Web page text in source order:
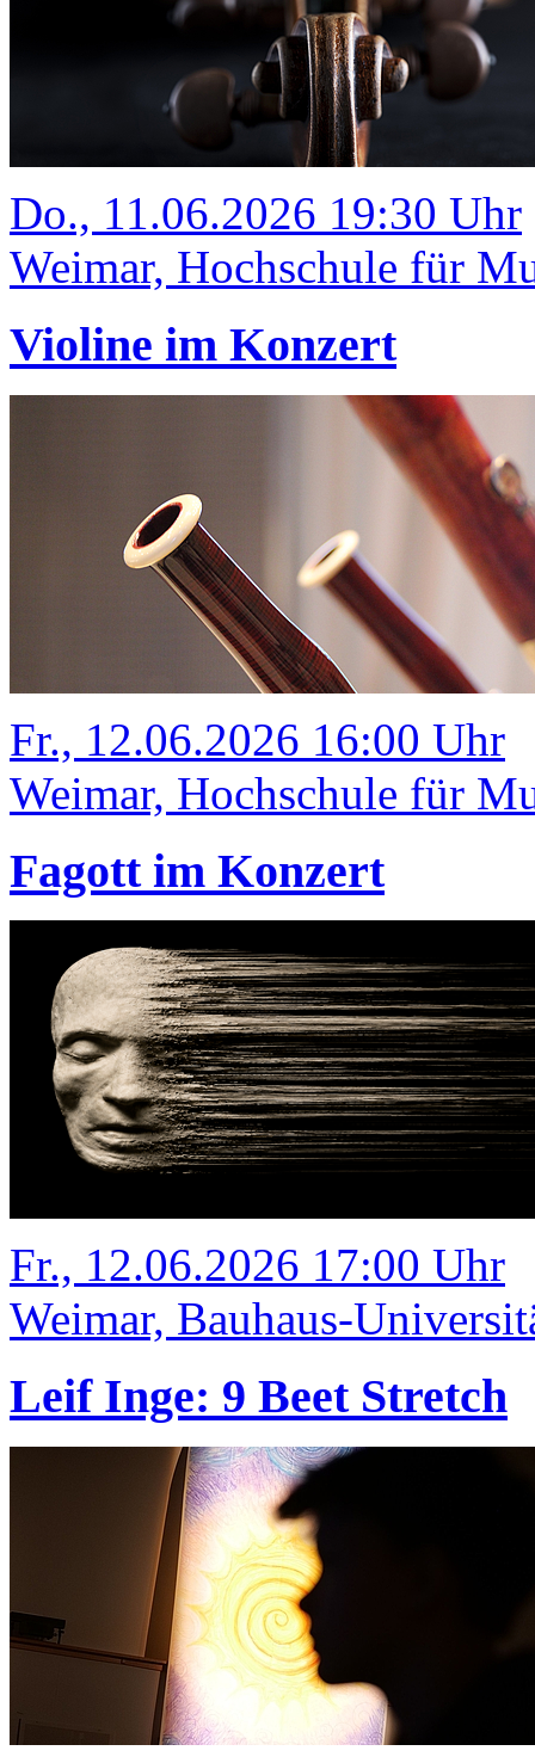
Do., 11.06.2026 19:30 Uhr
Weimar, Hochschule für
Violine im Konzert
Fr., 12.06.2026 16:00 Uhr
Weimar, Hochschule für
Fagott im Konzert
Fr., 12.06.2026 17:00 Uhr
Weimar, Bauhaus-
Leif Inge: 9 Beet Stretch